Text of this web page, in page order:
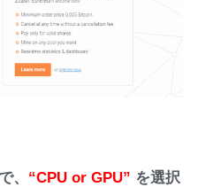
、 “CPU or GPU” を選択